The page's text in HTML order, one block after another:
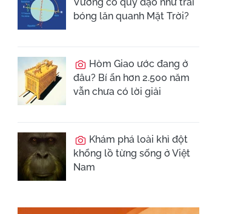
bóng lăn quanh Mặt Trời?
Hòm Giao ước đang ở
đâu? Bí ẩn hơn 2.500 năm
vẫn chưa có lời giải
Khám phá loài khỉ đột
khổng lồ từng sống ở Việt
Nam